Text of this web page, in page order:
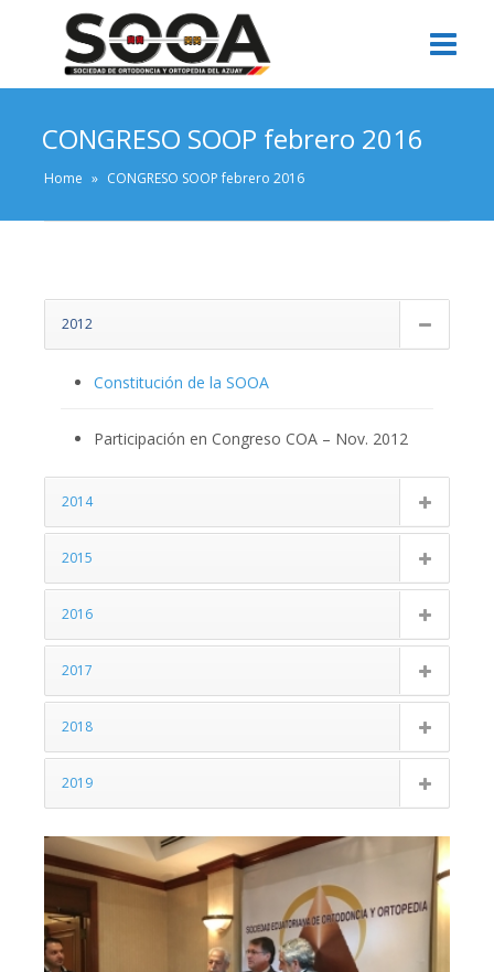
CONGRESO SOOP febrero 2016
Home » CONGRESO SOOP febrero 2016
2012
Constitución de la SOOA
Participación en Congreso COA – Nov. 2012
2014
2015
2016
2017
2018
2019